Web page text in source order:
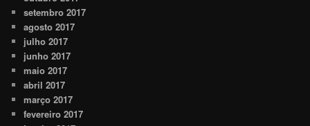
setembro 2017
agosto 2017
julho 2017
junho 2017
maio 2017
abril 2017
março 2017
fevereiro 2017